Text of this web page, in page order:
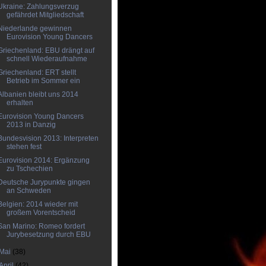
Zahlungsverzug
gefährdet Mitgliedschaft
gewinnen
Eurovision Young Dancers
EBU drängt auf
schnell Wiederaufnahme
ERT stellt
Betrieb im Sommer ein
bleibt uns 2014
erhalten
Young Dancers
2013 in Danzig
2013: Interpreten
stehen fest
2014: Ergänzung
zu Tschechien
Jurypunkte gingen
an Schweden
2014 wieder mit
großem Vorentscheid
Marino: Romeo fordert
Jurybesetzung durch EBU
(38)